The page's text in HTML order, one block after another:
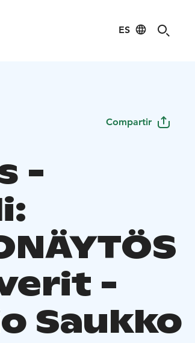
ES
Compartir
-
-
Saukko